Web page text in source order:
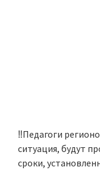
‼️Педагоги
ситуация, будут
сроки,